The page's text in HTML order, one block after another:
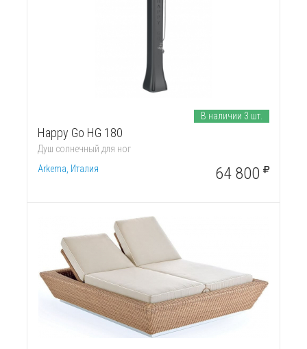
Happy Go HG 180
Душ солнечный для ног
Arkema, Италия
В наличии 3 шт.
64 800